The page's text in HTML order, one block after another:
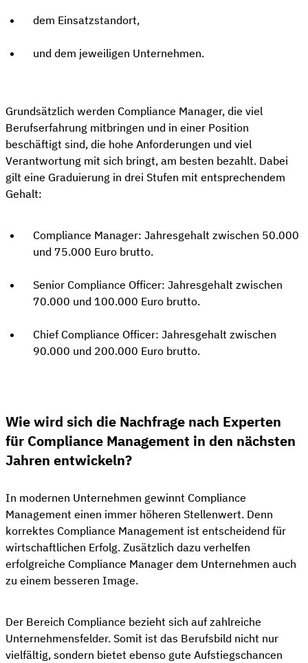
dem Einsatzstandort,
und dem jeweiligen Unternehmen.
Grundsätzlich werden Compliance Manager, die viel
Berufserfahrung mitbringen und in einer Position
beschäftigt sind, die hohe Anforderungen und viel
Verantwortung mit sich bringt, am besten bezahlt. Dabei
gilt eine Graduierung in drei Stufen mit entsprechendem
Gehalt:
Compliance Manager: Jahresgehalt zwischen 50.000
und 75.000 Euro brutto.
Senior Compliance Officer: Jahresgehalt zwischen
70.000 und 100.000 Euro brutto.
Chief Compliance Officer: Jahresgehalt zwischen
90.000 und 200.000 Euro brutto.
Wie wird sich die Nachfrage nach Experten
für Compliance Management in den nächsten
Jahren entwickeln?
In modernen Unternehmen gewinnt Compliance
Management einen immer höheren Stellenwert. Denn
korrektes Compliance Management ist entscheidend für
wirtschaftlichen Erfolg. Zusätzlich dazu verhelfen
erfolgreiche Compliance Manager dem Unternehmen auch
zu einem besseren Image.
Der Bereich Compliance bezieht sich auf zahlreiche
Unternehmensfelder. Somit ist das Berufsbild nicht nur
vielfältig, sondern bietet ebenso gute Aufstiegschancen